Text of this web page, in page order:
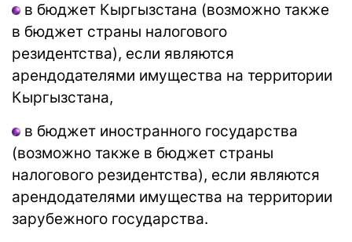
в бюджет Кыргызстана (возможно также
в бюджет страны налогового
резидентства), если являются
арендодателями имущества на территории
Кыргызстана,
в бюджет иностранного государства
(возможно также в бюджет страны
налогового резидентства), если являются
арендодателями имущества на территории
зарубежного государства.